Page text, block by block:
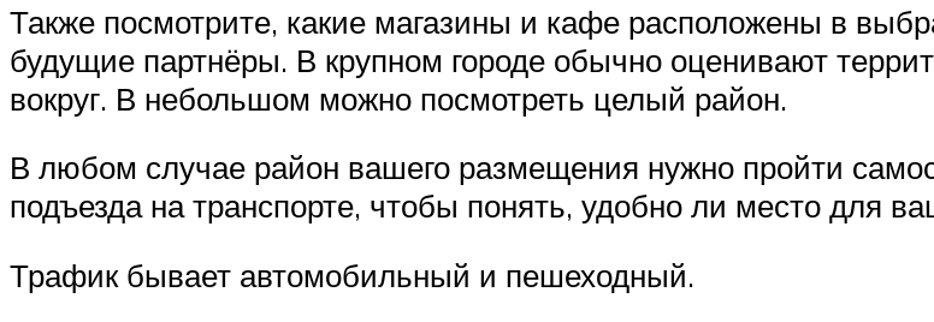
Также посмотрите, какие магазины и кафе расположены в
будущие партнёры. В крупном городе обычно оценивают
вокруг. В небольшом можно посмотреть целый район.
В любом случае район вашего размещения нужно пройти
подъезда на транспорте, чтобы понять, удобно ли место для
Трафик бывает автомобильный и пешеходный.